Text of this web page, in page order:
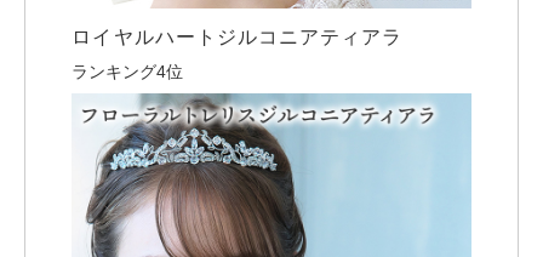
ロイヤルハートジルコニアティアラ
ランキング4位